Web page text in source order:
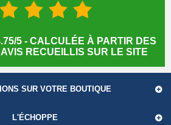
5 - CALCULÉE À PARTIR DES
RECUEILLIS SUR LE SITE
SUR VOTRE BOUTIQUE
L'ÉCHOPPE